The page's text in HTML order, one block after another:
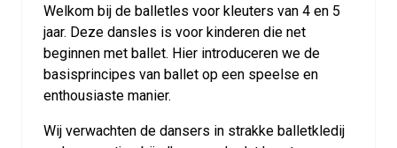
Welkom bij de balletles voor kleuters van 4 en 5
jaar. Deze dansles is voor kinderen die net
beginnen met ballet. Hier introduceren we de
basisprincipes van ballet op een speelse en
enthousiaste manier.
Wij verwachten de dansers in strakke balletkledij